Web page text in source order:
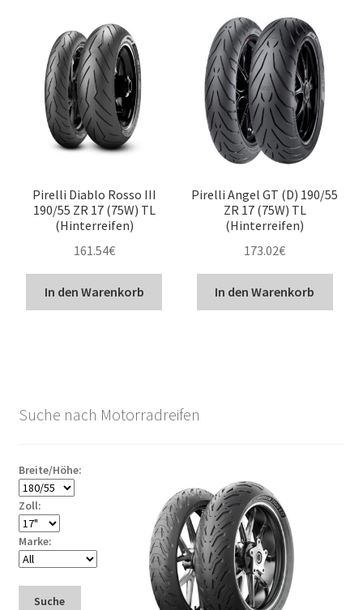
Pirelli Diablo Rosso III
190/55 ZR 17 (75W) TL
(Hinterreifen)
161.54€
In den Warenkorb
Pirelli Angel GT (D) 190/55
ZR 17 (75W) TL
(Hinterreifen)
173.02€
In den Warenkorb
Suche nach Motorradreifen
Breite/Höhe:
Zoll:
Marke:
Suche